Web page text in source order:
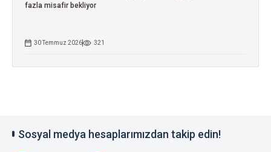
fazla misafir bekliyor
30 Temmuz 2026 321
Sosyal medya hesaplarımızdan takip edin!